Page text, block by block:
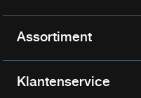
Assortiment
Klantenservice